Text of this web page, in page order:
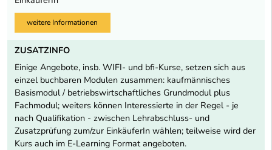
weitere Informationen
ZUSATZINFO
Einige Angebote, insb. WIFI- und bfi-Kurse, setzen sich aus
einzel buchbaren Modulen zusammen: kaufmännisches
Basismodul / betriebswirtschaftliches Grundmodul plus
Fachmodul; weiters können Interessierte in der Regel - je
nach Qualifikation - zwischen Lehrabschluss- und
Zusatzprüfung zum/zur EinkäuferIn wählen; teilweise wird der
Kurs auch im E-Learning Format angeboten.